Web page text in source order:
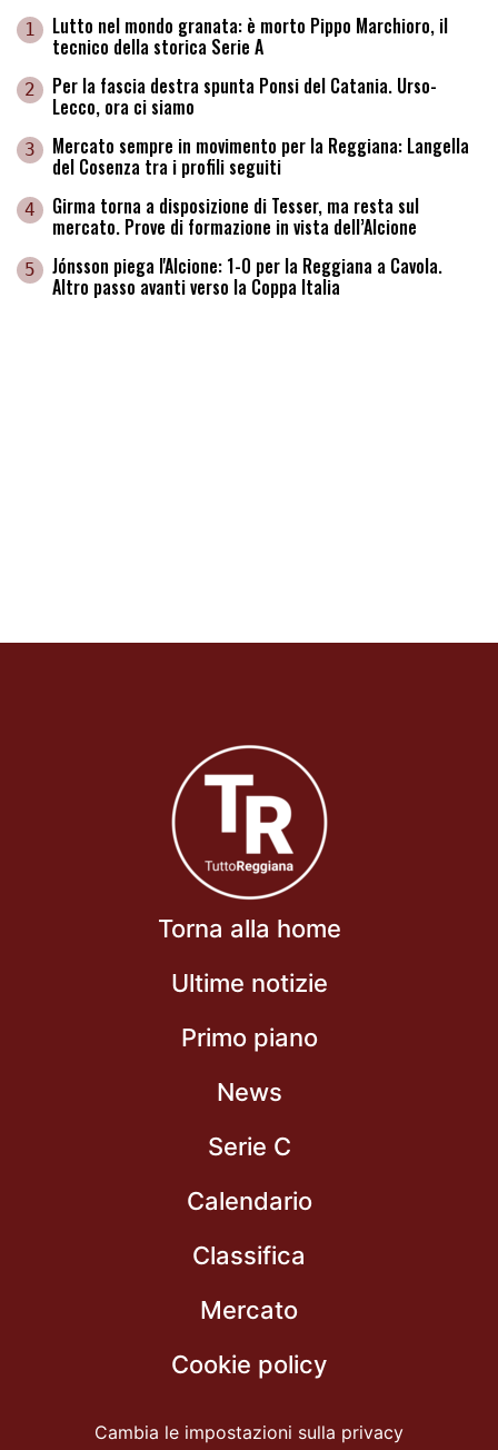
1 Lutto nel mondo granata: è morto Pippo Marchioro, il
tecnico della storica Serie A
2 Per la fascia destra spunta Ponsi del Catania. Urso-
Lecco, ora ci siamo
3 Mercato sempre in movimento per la Reggiana: Langella
del Cosenza tra i profili seguiti
4 Girma torna a disposizione di Tesser, ma resta sul
mercato. Prove di formazione in vista dell’Alcione
5 Jónsson piega l'Alcione: 1-0 per la Reggiana a Cavola.
Altro passo avanti verso la Coppa Italia
Torna alla home
Ultime notizie
Primo piano
News
Serie C
Calendario
Classifica
Mercato
Cookie policy
Cambia le impostazioni sulla privacy